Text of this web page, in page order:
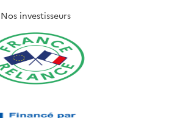
Nos investisseurs